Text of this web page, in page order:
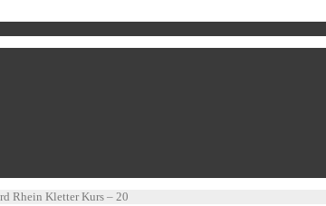
Rhein Kletter Kurs – 20